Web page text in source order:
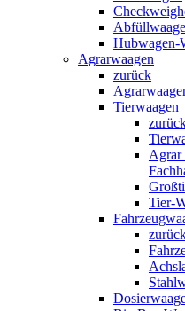
Hubwagen-
Agrarwaagen
zurück
Tierwaagen
Agrar
Tier-